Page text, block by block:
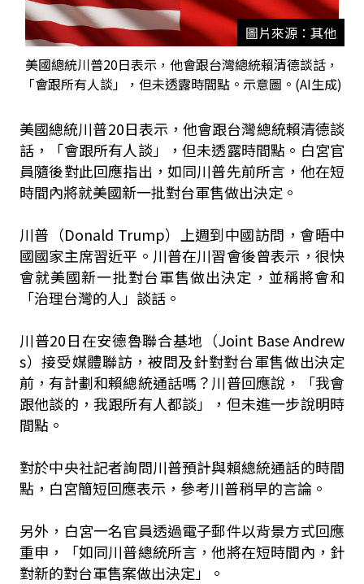
圖片來源：其他
美國總統川普20日表示，他會跟台灣總統賴清德談話，
「會跟所有人談」，但未透露時間點。示意圖。(AI生成)
美國總統川普20日表示，他會跟台灣總統賴清德談
話，「會跟所有人談」，但未透露時間點。白宮官
員隨後對此回應指出，如同川普先前所言，他在短
時間內將就美國新一批對台軍售做出決定。
川普（Donald Trump）上週到中國訪問，會晤中
國國家主席習近平。川普在川習會後曾表示，很快
會就美國新一批對台軍售做出決定，並稱將會和
「治理台灣的人」談話。
川普20日在安德魯聯合基地（Joint Base Andrew
s）接受媒體聯訪，被問及針對對台軍售做出決定
前，有計劃和賴總統通話嗎？川普回應說，「我會
跟他談的，我跟所有人都談」，但未進一步說明時
間點。
對於中央社記者詢問川普預計與賴總統通話的時間
點，白宮簡短回應表示，參考川普稍早的言論。
另外，白宮一名官員透過電子郵件以背景方式回應
重申，「如同川普總統所言，他將在短時間內，針
對新的對台軍售案做出決定」。